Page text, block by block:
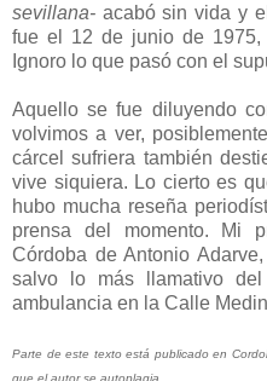
sevillana- acabó sin vida y
fue el 12 de junio de
Ignoro lo que pasó con el
Aquello se fue diluyendo
volvimos a ver,
cárcel sufriera también
vive siquiera. Lo cierto es
hubo mucha reseña
prensa del momento. Mi
Córdoba de Antonio
salvo lo más llamativo
ambulancia en la Calle
Parte de este texto está publicado en
que el autor se autoplagia.